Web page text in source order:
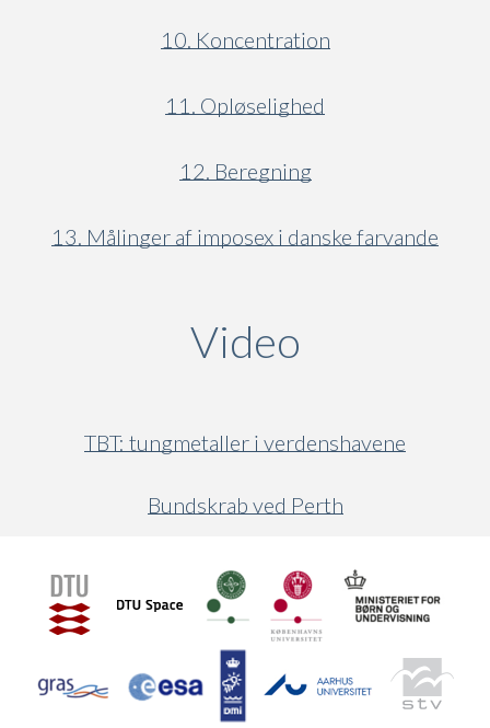
10. Koncentration
11. Opløselighed
12. Beregning
13. Målinger af imposex i danske farvande
Video
TBT: tungmetaller i verdenshavene
Bundskrab ved Perth